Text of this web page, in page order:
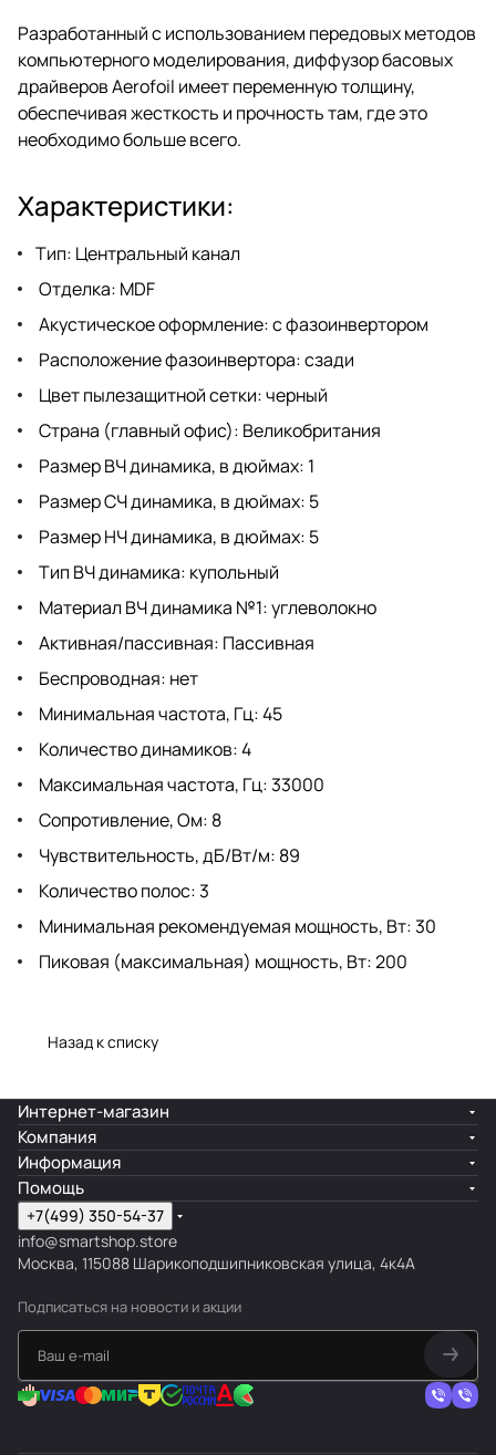
Разработанный с использованием передовых методов
компьютерного моделирования, диффузор басовых
драйверов Aerofoil имеет переменную толщину,
обеспечивая жесткость и прочность там, где это
необходимо больше всего.
Характеристики:
Тип: Центральный канал
Отделка: MDF
Акустическое оформление: с фазоинвертором
Расположение фазоинвертора: сзади
Цвет пылезащитной сетки: черный
Страна (главный офис): Великобритания
Размер ВЧ динамика, в дюймах: 1
Размер СЧ динамика, в дюймах: 5
Размер НЧ динамика, в дюймах: 5
Тип ВЧ динамика: купольный
Материал ВЧ динамика №1: углеволокно
Активная/пассивная: Пассивная
Беспроводная: нет
Минимальная частота, Гц: 45
Количество динамиков: 4
Максимальная частота, Гц: 33000
Сопротивление, Ом: 8
Чувствительность, дБ/Вт/м: 89
Количество полос: 3
Минимальная рекомендуемая мощность, Вт: 30
Пиковая (максимальная) мощность, Вт: 200
Назад к списку
Интернет-магазин
Компания
Информация
Помощь
+7(499) 350-54-37
info@smartshop.store
Москва, 115088 Шарикоподшипниковская улица, 4к4А
Подписаться на новости и акции